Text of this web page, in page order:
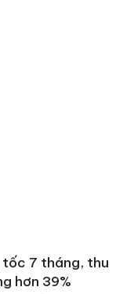
tốc 7 tháng, thu
hơn 39%